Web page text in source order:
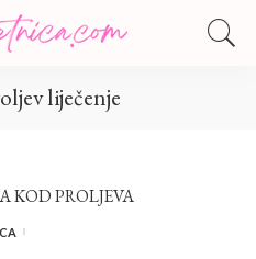
liječenje
KOD PROLJEVA